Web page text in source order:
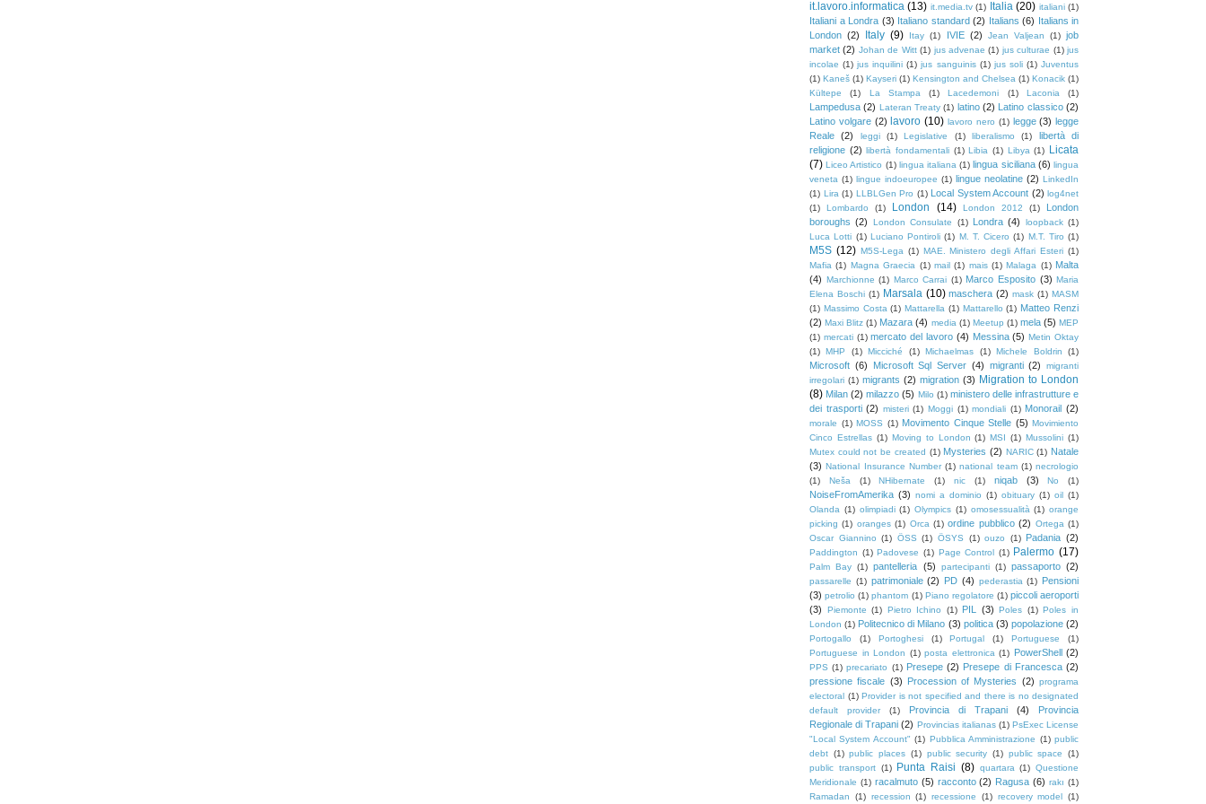
it.lavoro.informatica (13) it.media.tv (1) Italia (20) italiani (1)
Italiani a Londra (3) Italiano standard (2) Italians (6) Italians in
London (2) Italy (9) Itay (1) IVIE (2) Jean Valjean (1) job
market (2) Johan de Witt (1) jus advenae (1) jus culturae (1) jus
incolae (1) jus inquilini (1) jus sanguinis (1) jus soli (1) Juventus
(1) Kaneš (1) Kayseri (1) Kensington and Chelsea (1) Konacik (1)
Kültepe
(1) La Stampa (1) Lacedemoni (1) Laconia (1)
Lampedusa (2) Lateran Treaty (1) latino (2) Latino classico (2)
Latino volgare (2) lavoro (10) lavoro nero (1) legge (3) legge
Reale
(2) leggi (1) Legislative (1) liberalismo (1)
libertà di
religione (2) libertà fondamentali (1) Libia (1) Libya (1)
Licata
(7) Liceo Artistico (1) lingua italiana (1) lingua siciliana (6) lingua
veneta (1) lingue indoeuropee (1) lingue neolatine (2) LinkedIn
(1) Lira (1) LLBLGen Pro (1) Local System Account (2) log4net
(1)
Lombardo (1) London (14) London 2012 (1)
London
boroughs (2) London Consulate (1) Londra (4) loopback (1)
Luca Lotti (1) Luciano Pontiroli (1) M. T. Cicero (1) M.T. Tiro (1)
M5S (12) M5S-Lega (1) MAE. Ministero degli Affari Esteri (1)
Mafia (1) Magna Graecia (1) mail (1) mais (1) Malaga (1) Malta
(4) Marchionne (1) Marco Carrai (1) Marco Esposito (3) Maria
Elena Boschi (1) Marsala (10) maschera (2) mask (1) MASM
(1) Massimo Costa (1) Mattarella (1) Mattarello (1) Matteo Renzi
(2) Maxi Blitz (1) Mazara (4) media (1) Meetup (1) mela (5) MEP
(1) mercati (1) mercato del lavoro (4) Messina (5) Metin Oktay
(1) MHP (1) Micciché (1) Michaelmas (1) Michele Boldrin (1)
Microsoft (6) Microsoft Sql Server (4) migranti (2)
migranti
irregolari (1) migrants (2) migration (3) Migration to London
(8) Milan (2) milazzo (5) Milo (1) ministero delle infrastrutture e
dei trasporti (2) misteri (1) Moggi (1) mondiali (1) Monorail (2)
morale (1) MOSS (1) Movimento Cinque Stelle (5) Movimiento
Cinco Estrellas (1) Moving to London (1) MSI (1) Mussolini (1)
Mutex could not be created (1) Mysteries (2) NARIC (1) Natale
(3) National Insurance Number (1) national team (1) necrologio
(1)
Neša (1) NHibernate (1) nic (1) niqab (3) No (1)
NoiseFromAmerika (3) nomi a dominio (1) obituary (1) oil (1)
Olanda (1) olimpiadi (1) Olympics (1) omosessualità (1) orange
picking (1) oranges (1) Orca (1) ordine pubblico (2) Ortega (1)
Oscar Giannino (1) ÖSS (1) ÖSYS (1) ouzo (1) Padania (2)
Paddington (1) Padovese (1) Page Control (1) Palermo (17)
Palm Bay (1) pantelleria (5) partecipanti (1) passaporto (2)
passarelle (1) patrimoniale (2) PD (4) pederastia (1) Pensioni
(3) petrolio (1) phantom (1) Piano regolatore (1) piccoli aeroporti
(3)
Piemonte (1) Pietro Ichino (1) PIL (3) Poles (1) Poles in
London (1) Politecnico di Milano (3) politica (3) popolazione (2)
Portogallo (1) Portoghesi (1) Portugal (1) Portuguese
(1)
Portuguese in London (1) posta elettronica (1) PowerShell (2)
PPS (1) precariato (1) Presepe (2) Presepe di Francesca (2)
pressione fiscale (3) Procession of Mysteries (2) programa
electoral (1) Provider is not specified and there is no designated
default provider
(1) Provincia di Trapani (4)
Provincia
Regionale di Trapani (2) Provincias italianas (1) PsExec License
"Local System Account" (1) Pubblica Amministrazione (1) public
debt (1) public places (1) public security (1) public space
(1)
public transport (1) Punta Raisi (8) quartara (1) Questione
Meridionale (1) racalmuto (5) racconto (2) Ragusa (6) rakı (1)
Ramadan
(1) recession (1) recessione (1) recovery model (1)